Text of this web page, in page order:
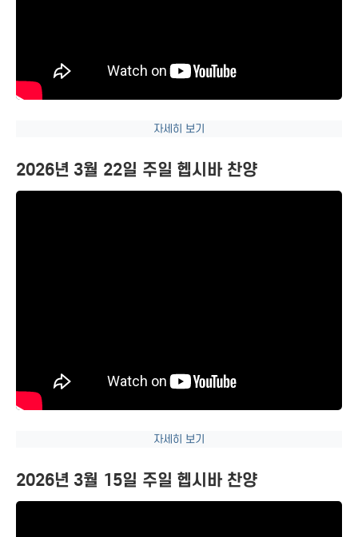
자세히 보기
2026년 3월 22일 주일 헵시바 찬양
자세히 보기
2026년 3월 15일 주일 헵시바 찬양